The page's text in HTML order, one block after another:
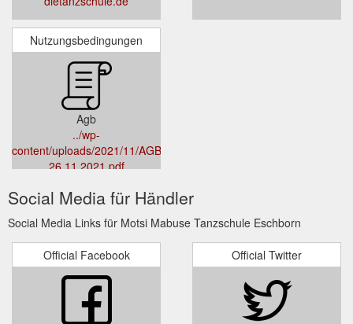
Nutzungsbedingungen
Agb
../wp-
content/uploads/2021/11/AGBs_Stand-
26.11.2021.pdf
Social Media für Händler
Social Media Links für Motsi Mabuse Tanzschule Eschborn
Official Facebook Official Twitter